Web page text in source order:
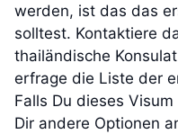
werden, ist das das
solltest. Kontaktiere
thailändische
erfrage die Liste der
Falls Du dieses
Dir andere Optionen